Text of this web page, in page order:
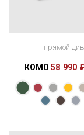
Размеры
прямой
КОМО 58 990